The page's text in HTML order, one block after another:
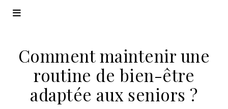
Comment maintenir une
routine de bien-être
adaptée aux seniors ?